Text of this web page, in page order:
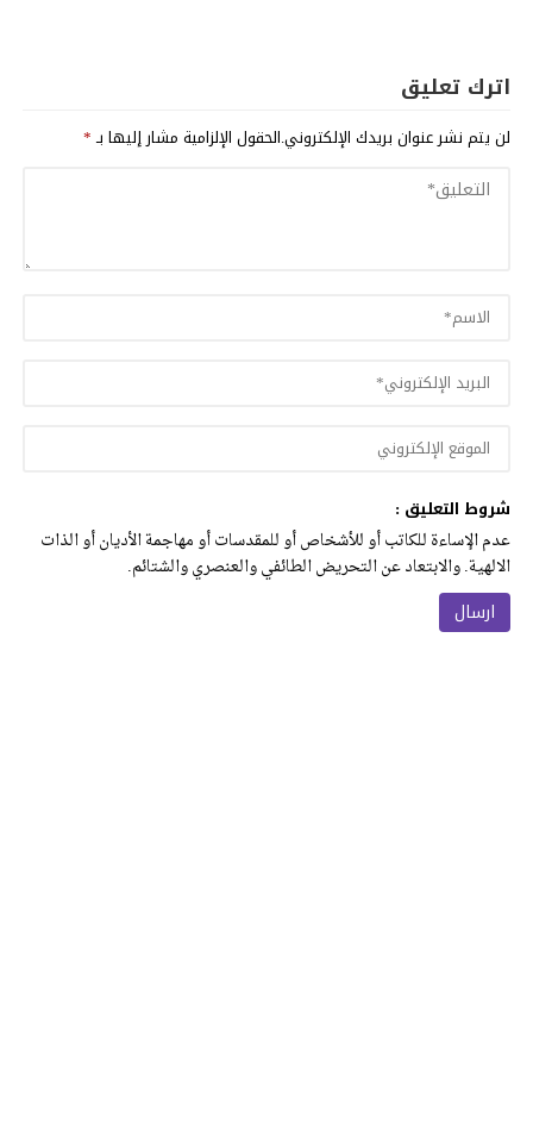
اترك تعليق
لن يتم نشر عنوان بريدك الإلكتروني.الحقول الإلزامية مشار إليها بـ*
شروط التعليق :
عدم الإساءة للكاتب أو للأشخاص أو للمقدسات أو مهاجمة الأديان أو الذات
الالهية. والابتعاد عن التحريض الطائفي والعنصري والشتائم.